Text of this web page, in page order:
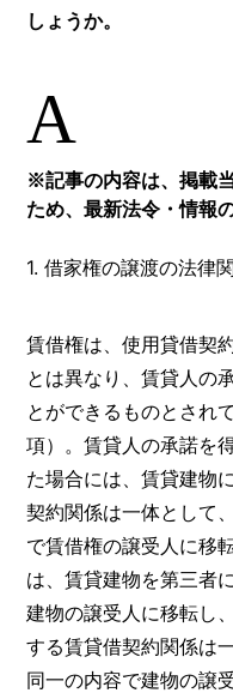
しょうか。
A
※記事の内容は、掲載
ため、最新法令・情報
1. 借家権の譲渡の法律
賃借権は、使用貸借契
とは異なり、賃貸人の
とができるものとされ
項）。賃貸人の承諾を
た場合には、賃貸建物
契約関係は一体として
で賃借権の譲受人に移
は、賃貸建物を第三者
建物の譲受人に移転し
する賃貸借契約関係は
同一の内容で建物の譲